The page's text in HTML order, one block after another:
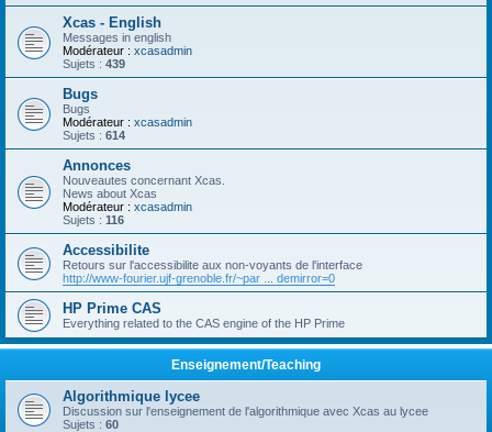
Xcas - English
Messages in english
Modérateur : xcasadmin
Sujets : 439
Bugs
Bugs
Modérateur : xcasadmin
Sujets : 614
Annonces
Nouveautes concernant Xcas.
News about Xcas
Modérateur : xcasadmin
Sujets : 116
Accessibilite
Retours sur l'accessibilite aux non-voyants de l'interface
http://www-fourier.ujf-grenoble.fr/~par ... demirror=0
HP Prime CAS
Everything related to the CAS engine of the HP Prime
Enseignement/Teaching
Algorithmique lycee
Discussion sur l'enseignement de l'algorithmique avec Xcas au lycee
Sujets : 60